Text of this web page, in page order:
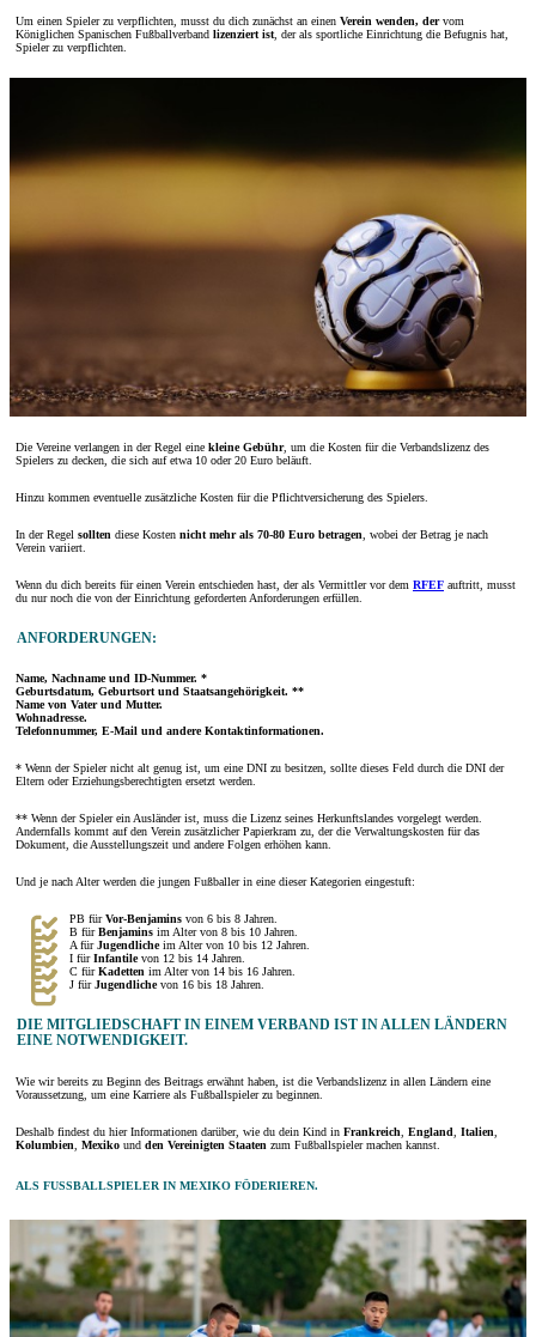
Um einen Spieler zu verpflichten, musst du dich zunächst an einen Verein wenden, dervom
Königlichen Spanischen Fußballverband lizenziert ist , der als sportliche Einrichtung die Befugnis hat,
Spieler zu verpflichten.
Die Vereine verlangen in der Regel eine kleine Gebühr, um die Kosten für die Verbandslizenz des
Spielers zu decken, die sich auf etwa 10 oder 20 Euro beläuft.
Hinzu kommen eventuelle zusätzliche Kosten für die Pflichtversicherung des Spielers.
In der Regel sollten diese Kosten nicht mehr als 70-80 Euro betragen , wobei der Betrag je nach
Verein variiert.
Wenn du dich bereits für einen Verein entschieden hast, der als Vermittler vor dem RFEF auftritt, musst
du nur noch die von der Einrichtung geforderten Anforderungen erfüllen.
ANFORDERUNGEN:
Name, Nachname und ID-Nummer. *
Geburtsdatum, Geburtsort und Staatsangehörigkeit. **
Name von Vater und Mutter.
Wohnadresse.
Telefonnummer, E-Mail und andere Kontaktinformationen.
* Wenn der Spieler nicht alt genug ist, um eine DNI zu besitzen, sollte dieses Feld durch die DNI der
Eltern oder Erziehungsberechtigten ersetzt werden.
** Wenn der Spieler ein Ausländer ist, muss die Lizenz seines Herkunftslandes vorgelegt werden.
Andernfalls kommt auf den Verein zusätzlicher Papierkram zu, der die Verwaltungskosten für das
Dokument, die Ausstellungszeit und andere Folgen erhöhen kann.
Und je nach Alter werden die jungen Fußballer in eine dieser Kategorien eingestuft:
PB fürVor-Benjamins von 6 bis 8 Jahren.
B fürBenjamins im Alter von 8 bis 10 Jahren.
A fürJugendlicheim Alter von 10 bis 12 Jahren.
I fürInfantilevon 12 bis 14 Jahren.
C fürKadetten im Alter von 14 bis 16 Jahren.
J fürJugendlichevon 16 bis 18 Jahren.
DIE MITGLIEDSCHAFT IN EINEM VERBAND IST IN ALLEN LÄNDERN
EINE NOTWENDIGKEIT.
Wie wir bereits zu Beginn des Beitrags erwähnt haben, ist die Verbandslizenz in allen Ländern eine
Voraussetzung, um eine Karriere als Fußballspieler zu beginnen.
Deshalb findest du hier Informationen darüber, wie du dein Kind in Frankreich England Italien
Kolumbien
Mexiko und den Vereinigten Staaten zum Fußballspieler machen kannst.
ALS FUSSBALLSPIELER IN MEXIKO FÖDERIEREN.